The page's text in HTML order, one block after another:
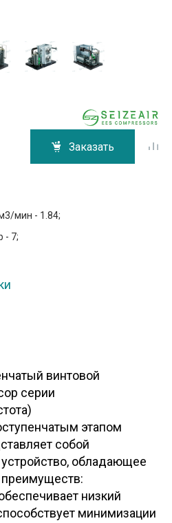
Заказать
мин - 1.84;
- 7;
винтовой
серии
этапом
собой
обладающее
низкий
минимизации